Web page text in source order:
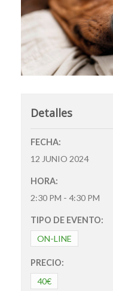
Detalles
FECHA:
12 JUNIO 2024
HORA:
2:30 PM - 4:30 PM
TIPO DE EVENTO:
ON-LINE
PRECIO:
40€